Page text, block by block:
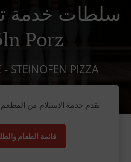
سلطات خدمة
Porz
- STEINOFEN PIZZA
نقدم خدمة الاستلام من
قائمة الطعام